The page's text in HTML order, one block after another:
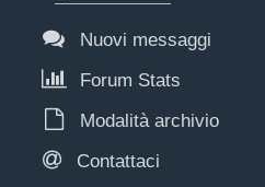
Nuovi messaggi
Forum Stats
Modalità archivio
Contattaci